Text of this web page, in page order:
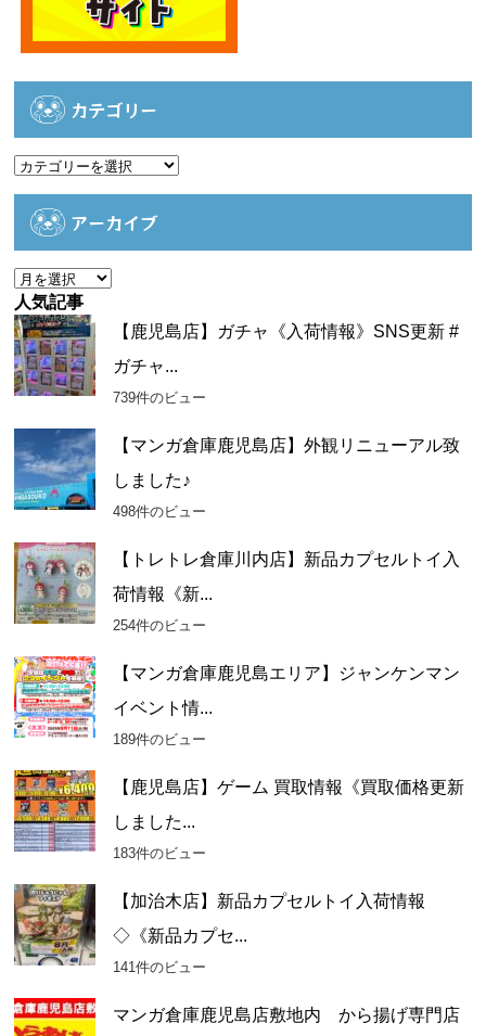
カテゴリー
カ
アーカイブ
ア
ー
カ
イ
ブ
人気記事
【鹿児島店】ガチャ《入荷情報》SNS更新 #
ガチャ...
739件のビュー
【マンガ倉庫鹿児島店】外観リニューアル致
しました♪
498件のビュー
【トレトレ倉庫川内店】新品カプセルトイ入
荷情報《新...
254件のビュー
【マンガ倉庫鹿児島エリア】ジャンケンマン
イベント情...
189件のビュー
【鹿児島店】ゲーム 買取情報《買取価格更新
しました...
183件のビュー
【加治木店】新品カプセルトイ入荷情報
◇《新品カプセ...
141件のビュー
マンガ倉庫鹿児島店敷地内 から揚げ専門店